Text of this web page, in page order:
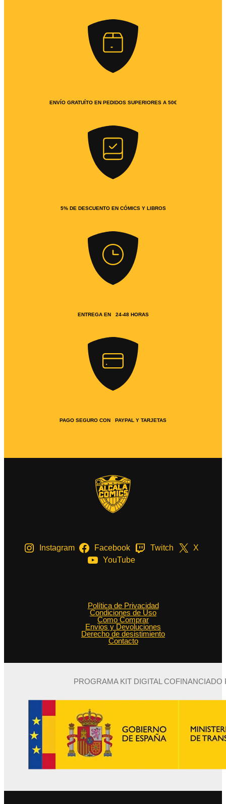
ENVÍO GRATUÍTO EN PEDIDOS SUPERIORES A 50€
5% DE DESCUENTO EN CÓMICS Y LIBROS
ENTREGA EN 24-48 HORAS
PAGO SEGURO CON PAYPAL Y TARJETAS
Instagram Facebook Twitch
X
YouTube
Política de Privacidad
Condiciones de Uso
Como Comprar
Envios y Devoluciones
Derecho de desistimiento
Contacto
PROGRAMA KIT DIGITAL